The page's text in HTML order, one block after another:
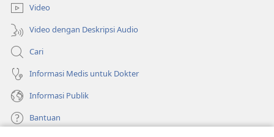
baru) Video
Video dengan Deskripsi Audio
Cari
Informasi Medis untuk Dokter
Informasi Publik
Bantuan